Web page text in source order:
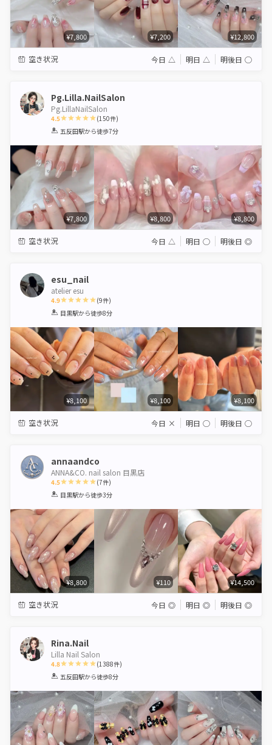
¥7,800 ¥7,200 ¥12,800
空き状況 今日 △ 明日 △ 明後日 ◯
Pg.Lilla.NailSalon
Pg.LillaNailSalon
4.5
1 2 3 4 5
(150件)
五反田駅から徒歩7分
¥7,800 ¥8,800 ¥8,800
空き状況 今日 △ 明日 ◯ 明後日 ◎
esu_nail
atelier esu
4.9
1 2 3 4 5
(9件)
目黒駅から徒歩8分
¥8,100 ¥8,100 ¥8,100
空き状況 今日 × 明日 ◯ 明後日 ◯
annaandco
ANNA&CO. nail salon 目黒店
4.5
1 2 3 4 5
(7件)
目黒駅から徒歩3分
¥8,800 ¥110 ¥14,500
空き状況 今日 ◎ 明日 ◎ 明後日 ◎
Rina.Nail
Lilla Nail Salon
4.8
1 2 3 4 5
(1388件)
五反田駅から徒歩8分